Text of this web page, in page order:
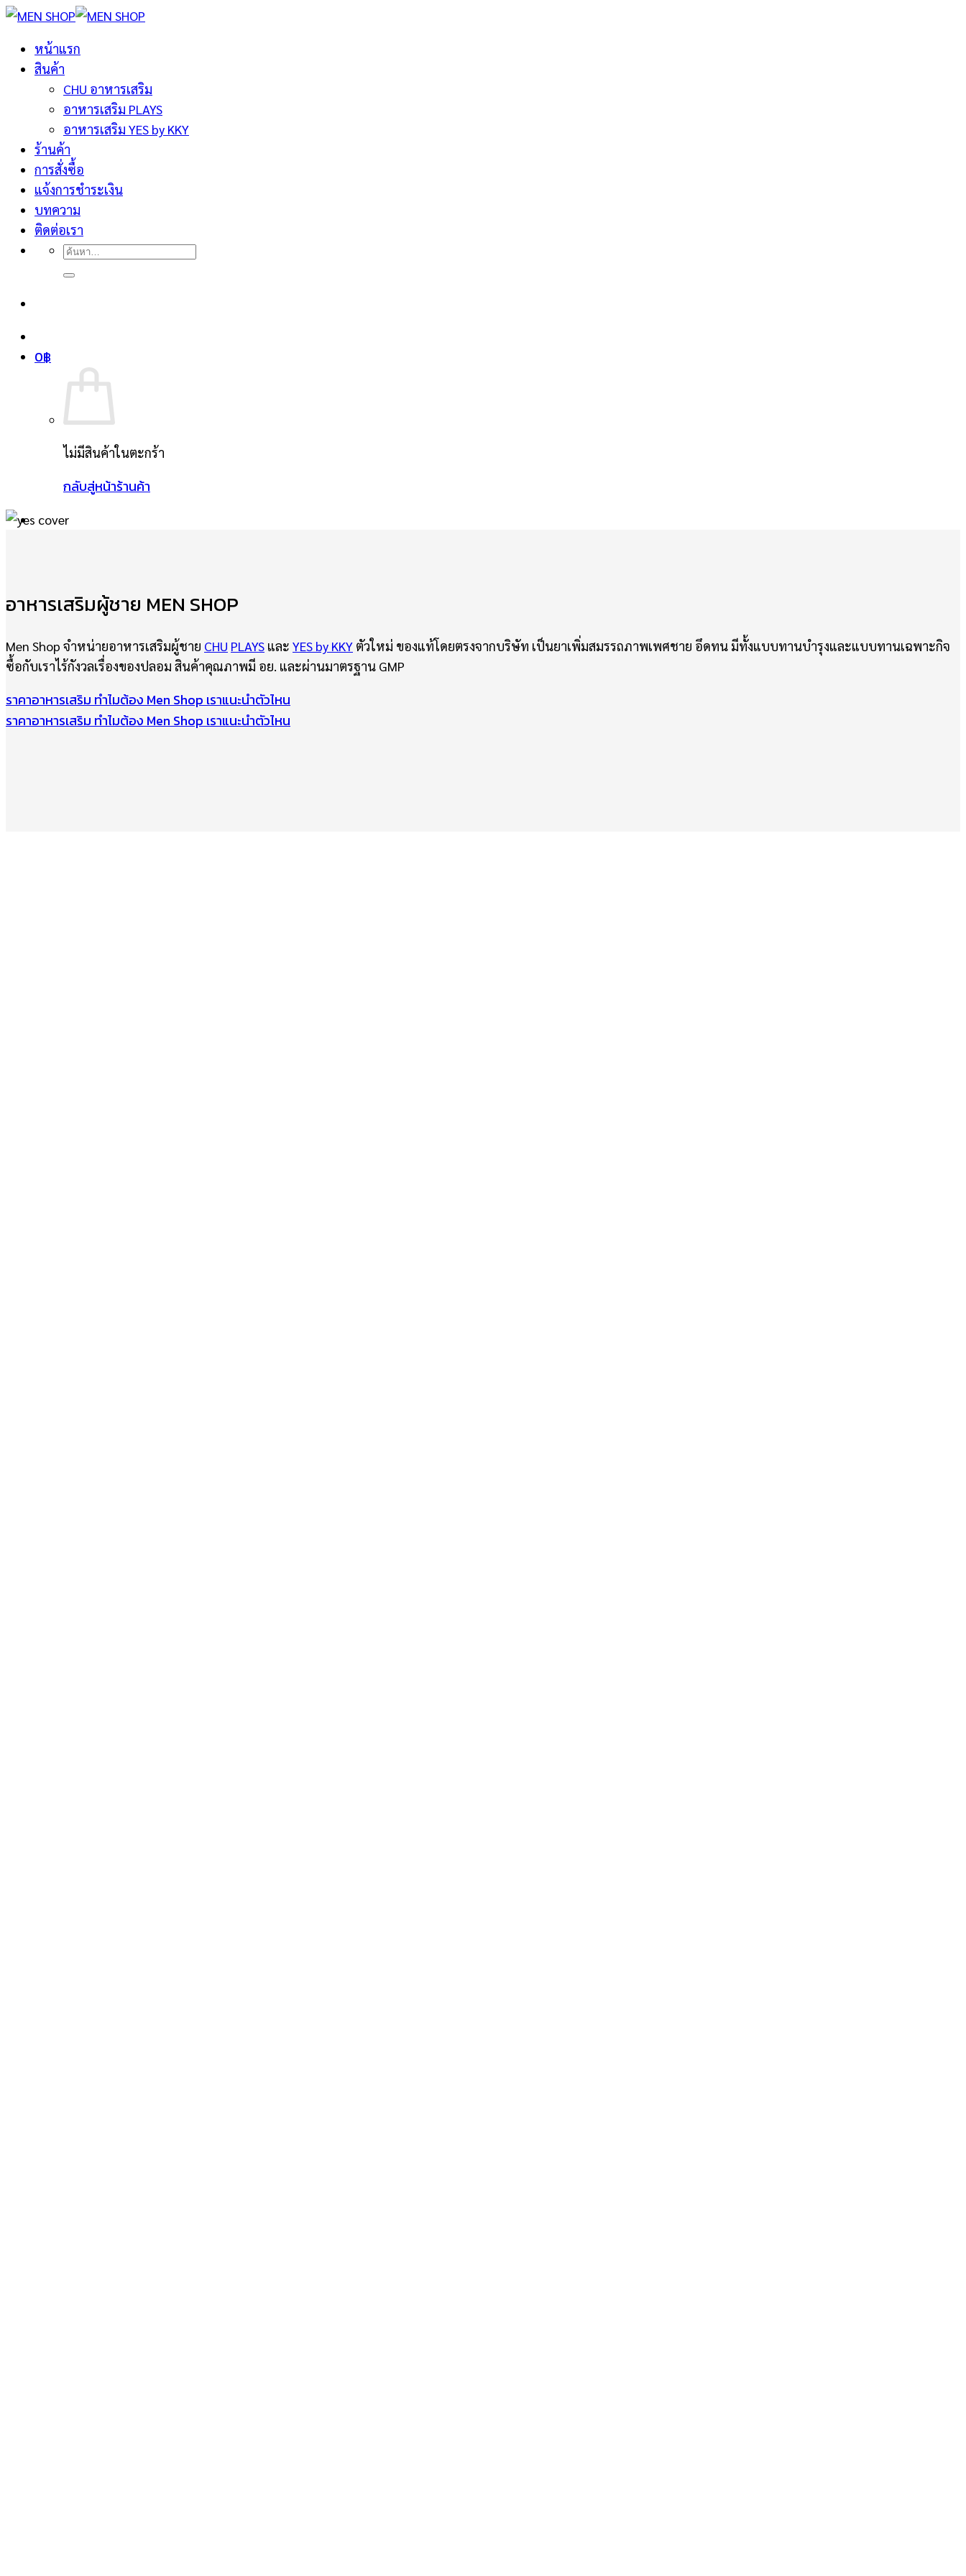
ข้าม
เนื้อหา
หน้าแรก
สินค้า
CHU อาหารเสริม
อาหารเสริม PLAYS
อาหารเสริม YES by KKY
ร้านค้า
การสั่งซื้อ
แจ้งการชำระเงิน
บทความ
ติดต่อเรา
ค้นหา:
0฿
ไม่มีสินค้าในตะกร้า
กลับสู่หน้าร้านค้า
อาหารเสริมผู้ชาย MEN SHOP
Men Shop จำหน่ายอาหารเสริมผู้ชาย CHU PLAYS และ YES by KKY ตัวใหม่ ของแท้โดยตรงจากบริษัท เป็นยาเพิ่มสมรรถภาพเพศชาย อึดทน มีทั้งแบบทานบำรุงและแบบทานเฉพาะกิจ
ซื้อกับเราไร้กังวลเรื่องของปลอม สินค้าคุณภาพมี อย. และผ่านมาตรฐาน GMP
ราคาอาหารเสริม ทำไมต้อง Men Shop เราแนะนำตัวไหน
ราคาอาหารเสริม ทำไมต้อง Men Shop เราแนะนำตัวไหน